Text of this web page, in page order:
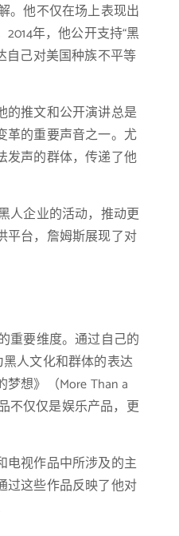
。他不仅在场上表现出
年，他公开支持“黑
自己对美国种族不平等
的推文和公开演讲总是
革的重要声音之一。尤
发声的群体，传递了他
人企业的活动，推动更
平台，詹姆斯展现了对
重要维度。通过自己的
黑人文化和群体的表达
想》（More Than a
不仅仅是娱乐产品，更
电视作品中所涉及的主
过这些作品反映了他对